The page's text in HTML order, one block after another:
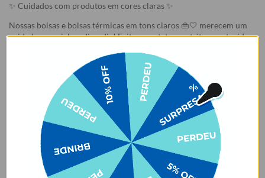
✨ Cuidados com produtos em cores claras ✨
Nossas bolsas e bolsas térmicas em tons claros 👜🤍 merecem um
cuidado especial no dia a dia! Evite o contato ou atrito com tecidos
pode causar manchas permanentes devido à migração de cor. ⚠️
Manchas desse tipo são consideradas mau uso e não estão cobertas
Arrependimento
- Os nossos produtos personalizados (
estampados ou
customizados com nome/foto) são feitos especialmente para você,
de acordo com a opção escolhida no momento da compra.
- Isso significa que a produção só começa após a confirmação do